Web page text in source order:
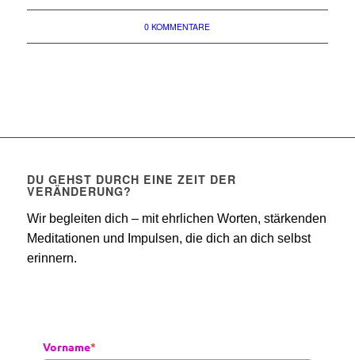
0 KOMMENTARE
DU GEHST DURCH EINE ZEIT DER
VERÄNDERUNG?
Wir begleiten dich – mit ehrlichen Worten, stärkenden
Meditationen und Impulsen, die dich an dich selbst
erinnern.
Vorname*